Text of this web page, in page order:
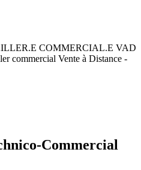
COMMERCIAL.E VAD
commercial Vente à Distance -
Commercial